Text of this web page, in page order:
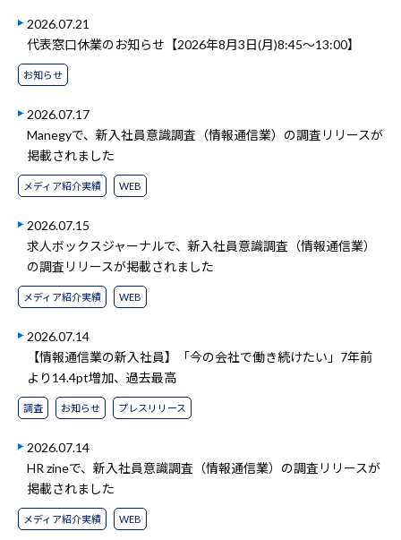
2026.07.21
代表窓口休業のお知らせ【2026年8月3日(月)8:45～13:00】
お知らせ
2026.07.17
Manegyで、新入社員意識調査（情報通信業）の調査リリースが
掲載されました
メディア紹介実績 WEB
2026.07.15
求人ボックスジャーナルで、新入社員意識調査（情報通信業）
の調査リリースが掲載されました
メディア紹介実績 WEB
2026.07.14
【情報通信業の新入社員】「今の会社で働き続けたい」7年前
より14.4pt増加、過去最高
調査 お知らせ プレスリリース
2026.07.14
HR zineで、新入社員意識調査（情報通信業）の調査リリースが
掲載されました
メディア紹介実績 WEB